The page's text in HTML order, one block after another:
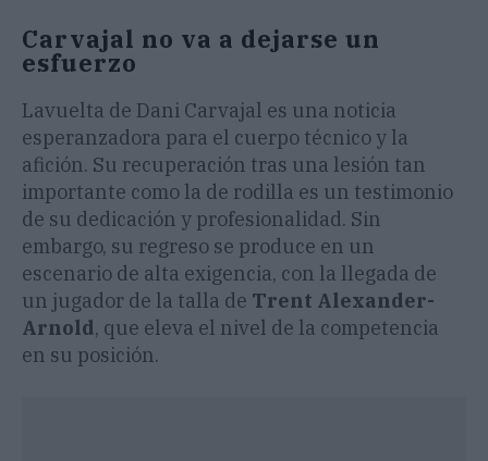
Carvajal no va a dejarse un
esfuerzo
Lavuelta de Dani Carvajal es una noticia
esperanzadora para el cuerpo técnico y la
afición. Su recuperación tras una lesión tan
importante como la de rodilla es un testimonio
de su dedicación y profesionalidad. Sin
embargo, su regreso se produce en un
escenario de alta exigencia, con la llegada de
un jugador de la talla de Trent Alexander-
Arnold, que eleva el nivel de la competencia
en su posición.